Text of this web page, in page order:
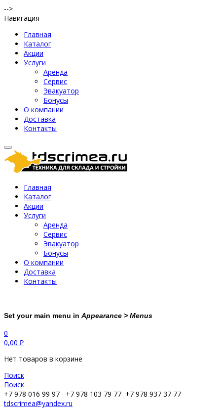
-->
Навигация
Главная
Каталог
Акции
Услуги
Аренда
Сервис
Эвакуатор
Бонусы
О компании
Доставка
Контакты
Главная
Каталог
Акции
Услуги
Аренда
Сервис
Эвакуатор
Бонусы
О компании
Доставка
Контакты
Set your main menu in Appearance > Menus
0
0,00 ₽
Нет товаров в корзине
Поиск
Поиск
+7 978 016 99 97
+7 978 103 79 77 +7 978 937 37 77
tdscrimea@yandex.ru